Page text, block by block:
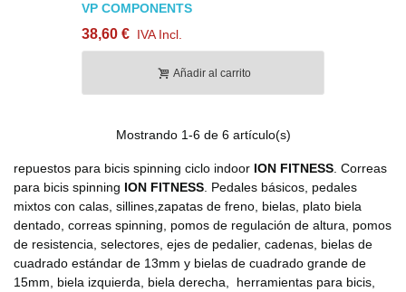
VP COMPONENTS
38,60 € IVA Incl.
Añadir al carrito
Mostrando 1-6 de 6 artículo(s)
repuestos para bicis spinning ciclo indoor ION FITNESS . Correas
para bicis spinning ION FITNESS . Pedales básicos, pedales
mixtos con calas, sillines,zapatas de freno, bielas, plato biela
dentado, correas spinning, pomos de regulación de altura, pomos
de resistencia, selectores, ejes de pedalier, cadenas, bielas de
cuadrado estándar de 13mm y bielas de cuadrado grande de
15mm, biela izquierda, biela derecha, herramientas para bicis,